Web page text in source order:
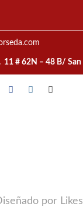
11 # 62N – 48 B/
por